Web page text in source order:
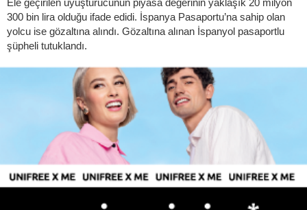
300 bin lira olduğu ifade edidi. İspanya Pasaportu’na sahip olan
yolcu ise gözaltına alındı. Gözaltına alınan İspanyol pasaportlu
şüpheli tutuklandı.